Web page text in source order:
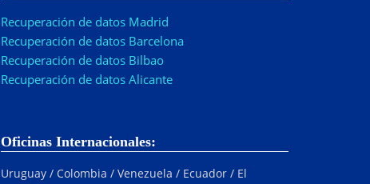
Recuperación de datos Madrid
Recuperación de datos Barcelona
Recuperación de datos Bilbao
Recuperación de datos Alicante
Oficinas Internacionales:
Uruguay / Colombia / Venezuela / Ecuador / El